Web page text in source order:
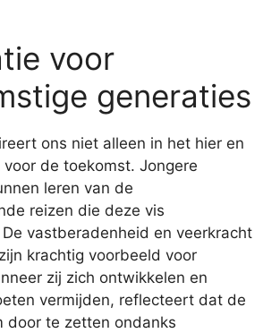
voor
generaties
ons niet alleen in het hier en
voor de toekomst. Jongere
leren van de
reizen die deze vis
vastberadenheid en veerkracht
krachtig voorbeeld voor
zij zich ontwikkelen en
vermijden, reflecteert dat de
door te zetten ondanks